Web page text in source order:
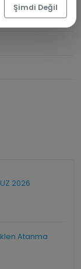
2026
Atanma
Şimdi Değil